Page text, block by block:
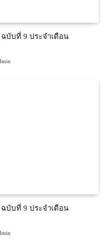
บับที่ 9 ประจำเดือน
บับที่ 9 ประจำเดือน